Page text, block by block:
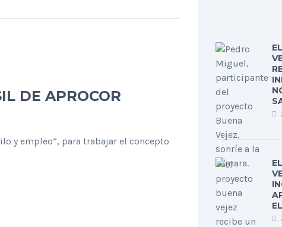
DE APROCOR
y empleo”, para trabajar el concepto